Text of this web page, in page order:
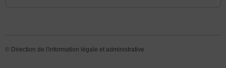
© Direction de l'information légale et administrative